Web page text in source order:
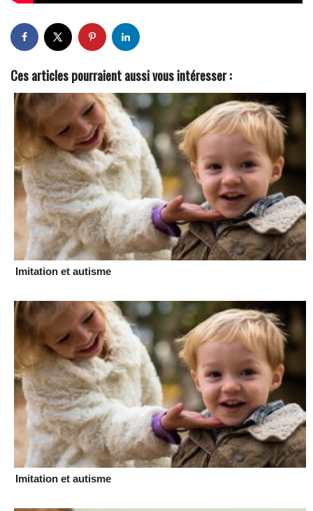
Ces articles pourraient aussi vous intéresser :
Imitation et autisme
Imitation et autisme